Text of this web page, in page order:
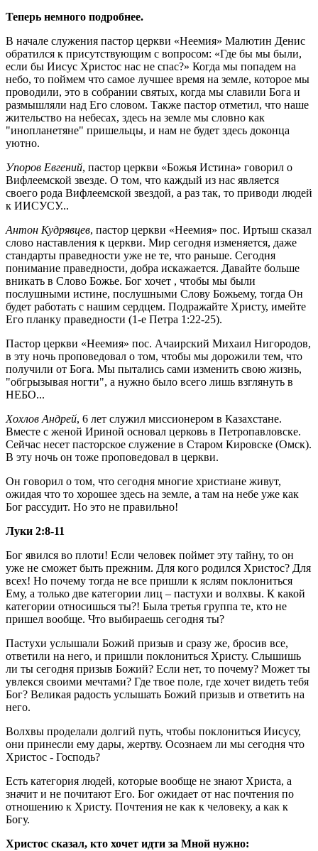
Теперь немного подробнее.
В начале служения пастор церкви «Неемия» Малютин Денис
обратился к присутствующим с вопросом: «Где бы мы были,
если бы Иисус Христос нас не спас?» Когда мы попадем на
небо, то поймем что самое лучшее время на земле, которое мы
проводили, это в собрании святых, когда мы славили Бога и
размышляли над Его словом. Также пастор отметил, что наше
жительство на небесах, здесь на земле мы словно как
"инопланетяне" пришельцы, и нам не будет здесь доконца
уютно.
Упоров Евгений, пастор церкви «Божья Истина» говорил о
Вифлеемской звезде. О том, что каждый из нас является
своего рода Вифлеемской звездой, а раз так, то приводи людей
к ИИСУСУ...
Антон Кудрявцев, пастор церкви «Неемия» пос. Иртыш сказал
слово наставления к церкви. Мир сегодня изменяется, даже
стандарты праведности уже не те, что раньше. Сегодня
понимание праведности, добра искажается. Давайте больше
вникать в Слово Божье. Бог хочет , чтобы мы были
послушными истине, послушными Слову Божьему, тогда Он
будет работать с нашим сердцем. Подражайте Христу, имейте
Его планку праведности (1-е Петра 1:22-25).
Пастор церкви «Неемия» пос. Ачаирский Михаил Нигородов,
в эту ночь проповедовал о том, чтобы мы дорожили тем, что
получили от Бога. Мы пытались сами изменить свою жизнь,
"обгрызывая ногти", а нужно было всего лишь взглянуть в
НЕБО...
Хохлов Андрей, 6 лет служил миссионером в Казахстане.
Вместе с женой Ириной основал церковь в Петропавловске.
Сейчас несет пасторское служение в Старом Кировске (Омск).
В эту ночь он тоже проповедовал в церкви.
Он говорил о том, что сегодня многие христиане живут,
ожидая что то хорошее здесь на земле, а там на небе уже как
Бог рассудит. Но это не правильно!
Луки 2:8-11
Бог явился во плоти! Если человек поймет эту тайну, то он
уже не сможет быть прежним. Для кого родился Христос? Для
всех! Но почему тогда не все пришли к яслям поклониться
Ему, а только две категории лиц – пастухи и волхвы. К какой
категории относишься ты?! Была третья группа те, кто не
пришел вообще. Что выбираешь сегодня ты?
Пастухи услышали Божий призыв и сразу же, бросив все,
ответили на него, и пришли поклониться Христу. Слышишь
ли ты сегодня призыв Божий? Если нет, то почему? Может ты
увлекся своими мечтами? Где твое поле, где хочет видеть тебя
Бог? Великая радость услышать Божий призыв и ответить на
него.
Волхвы проделали долгий путь, чтобы поклониться Иисусу,
они принесли ему дары, жертву. Осознаем ли мы сегодня что
Христос - Господь?
Есть категория людей, которые вообще не знают Христа, а
значит и не почитают Его. Бог ожидает от нас почтения по
отношению к Христу. Почтения не как к человеку, а как к
Богу.
Христос сказал, кто хочет идти за Мной нужно: